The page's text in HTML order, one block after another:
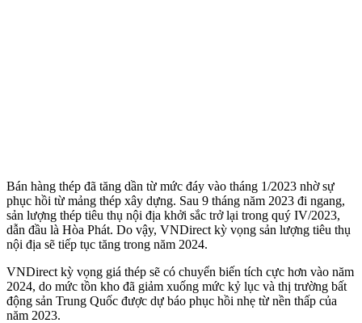
Bán hàng thép đã tăng dần từ mức đáy vào tháng 1/2023 nhờ sự
phục hồi từ mảng thép xây dựng. Sau 9 tháng năm 2023 đi ngang,
sản lượng thép tiêu thụ nội địa khởi sắc trở lại trong quý IV/2023,
dẫn đầu là Hòa Phát. Do vậy, VNDirect kỳ vọng sản lượng tiêu thụ
nội địa sẽ tiếp tục tăng trong năm 2024.
VNDirect kỳ vọng giá thép sẽ có chuyển biến tích cực hơn vào năm
2024, do mức tồn kho đã giảm xuống mức kỷ lục và thị trường bất
động sản Trung Quốc được dự báo phục hồi nhẹ từ nền thấp của
năm 2023.